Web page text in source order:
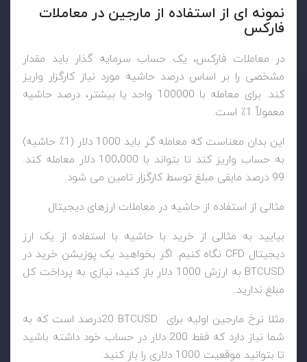
نمونه ای از استفاده از مارجین در معاملات
فارکس
در معاملات فارکس، یک حساب سرمایه گذار باید مقدار
مشخصی را بر اساس درصد حاشیه مورد نیاز کارگزار واریز
کند. برای معامله با 100000 واحد یا بیشتر، درصد حاشیه
معمولاً 1٪ است.
این بدان معناست که معامله گر باید 1000 دلار (1٪ حاشیه)
به حساب واریز کند تا بتواند با 100،000 دلار معامله کند.
99 درصد مابقی مبلغ توسط کارگزار تامین می شود.
مثالی از استفاده از حاشیه در معاملات ارزهای دیجیتال
بیایید به مثالی از خرید با حاشیه با استفاده از یک ارز
دیجیتال CFD نگاه کنیم. اگر بخواهید یک پوزیشن خرید در
BTCUSD
به ارزش 1000 دلار باز کنید، نیازی به پرداخت کل
مبلغ ندارید.
مثلا نرخ مارجین اولیه برای
BTCUSD
20درصد است که به
شما نیاز دارد که فقط 200 دلار در حساب خود داشته باشید
تا بتوانید موقعیت 1000 دلاری را باز کنید.